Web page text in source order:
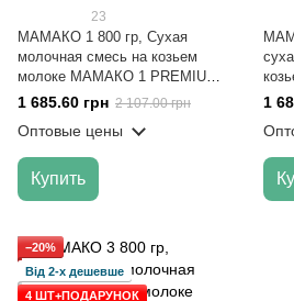
23
МАМАКО 1 800 гр, Сухая
молочная смесь на козьем
молоке МАМАКО 1 PREMIUM
0-6 мес, 800 гр
1 685.60 грн 2 107.00 грн
Оптовые цены
Купить
1
−20%
Від 2-х дешевше
4 ШТ+ПОДАРУНОК